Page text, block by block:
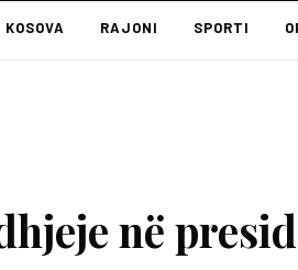
KOSOVA RAJONI SPORTI
në